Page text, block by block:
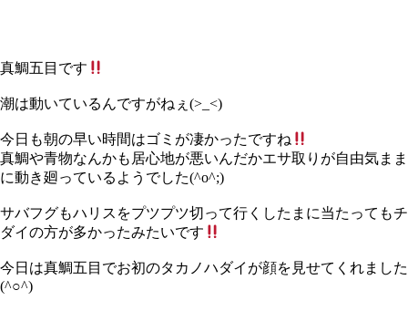
真鯛五目です
潮は動いているんですがねぇ(>_<)
今日も朝の早い時間はゴミが凄かったですね
真鯛や青物なんかも居心地が悪いんだかエサ取りが自由気まま
に動き廻っているようでした(^o^;)
サバフグもハリスをプツプツ切って行くしたまに当たってもチ
ダイの方が多かったみたいです
今日は真鯛五目でお初のタカノハダイが顔を見せてくれました
(^○^)